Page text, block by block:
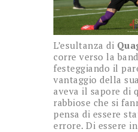
L’esultanza di
corre verso la
festeggiando il
vantaggio della
aveva il sapore di
rabbiose che si
pensa di essere
errore. Di essere